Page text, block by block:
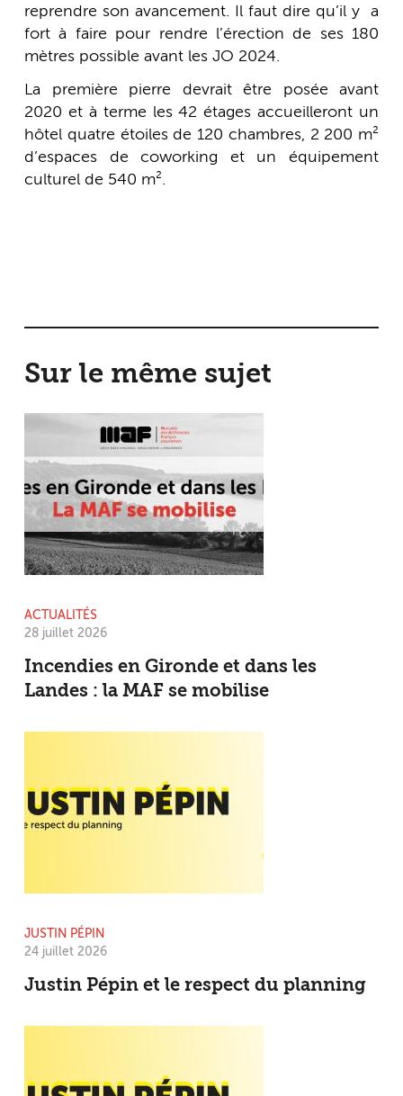
reprendre son avancement. Il faut dire qu’il y a
fort à faire pour rendre l’érection de ses 180
mètres possible avant les JO 2024.
La première pierre devrait être posée avant
2020 et à terme les 42 étages accueilleront un
hôtel quatre étoiles de 120 chambres, 2 200 m²
d’espaces de coworking et un équipement
culturel de 540 m².
Sur le même sujet
ACTUALITÉS
28 juillet 2026
Incendies en Gironde et dans les
Landes : la MAF se mobilise
JUSTIN PÉPIN
24 juillet 2026
Justin Pépin et le respect du planning